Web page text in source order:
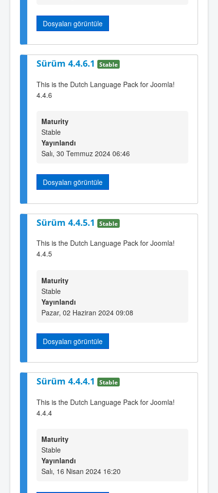
Dosyaları görüntüle
Sürüm 4.4.6.1 Stable
This is the Dutch Language Pack for Joomla!
4.4.6
Maturity
Stable
Yayınlandı
Salı, 30 Temmuz 2024 06:46
Dosyaları görüntüle
Sürüm 4.4.5.1 Stable
This is the Dutch Language Pack for Joomla!
4.4.5
Maturity
Stable
Yayınlandı
Pazar, 02 Haziran 2024 09:08
Dosyaları görüntüle
Sürüm 4.4.4.1 Stable
This is the Dutch Language Pack for Joomla!
4.4.4
Maturity
Stable
Yayınlandı
Salı, 16 Nisan 2024 16:20